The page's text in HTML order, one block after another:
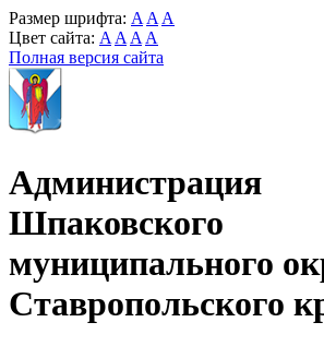
Размер шрифта: A A A
Цвет сайта: A A A A
Полная версия сайта
Администрация
Шпаковского
муниципального
Ставропольского